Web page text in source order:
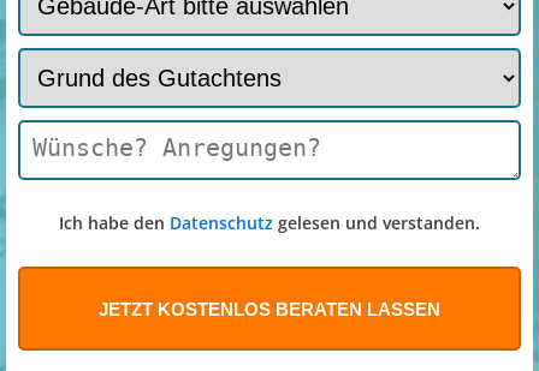
Ich habe den Datenschutz gelesen und verstanden.